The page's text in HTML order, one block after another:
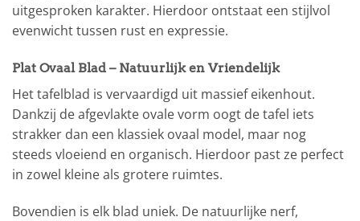
uitgesproken karakter. Hierdoor ontstaat een stijlvol
evenwicht tussen rust en expressie.
Plat Ovaal Blad – Natuurlijk en Vriendelijk
Het tafelblad is vervaardigd uit massief eikenhout.
Dankzij de afgevlakte ovale vorm oogt de tafel iets
strakker dan een klassiek ovaal model, maar nog
steeds vloeiend en organisch. Hierdoor past ze perfect
in zowel kleine als grotere ruimtes.
Bovendien is elk blad uniek. De natuurlijke nerf,